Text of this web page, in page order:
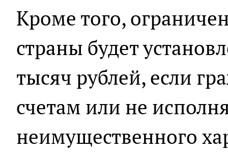
Кроме того,
страны будет
тысяч рублей, если
счетам или не
неимущественного